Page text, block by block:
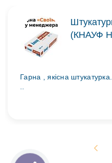
(КНАУФ
Гарна , якісна
..